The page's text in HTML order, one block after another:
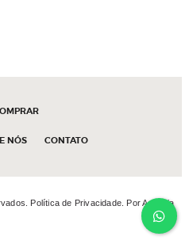
NÓS CONTATO
Política de Privacidade. PorAgência